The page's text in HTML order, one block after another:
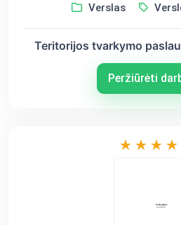
Verslas
Teritorijos tvarkymo
Peržiūrėti